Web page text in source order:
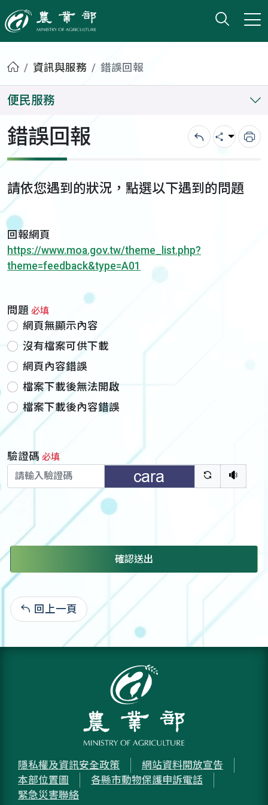
農業部
打開
小版
首頁資訊與服務 錯誤回報
便民服務
錯誤回報 回上一頁
分享 列
請依您遇到的狀況，點選以下遇到的問題
回報網頁
https://www.moa.gov.tw/theme_list.php?
theme=feedback&type=A01
問題 必填
網頁無顯示內容
沒有檔案可供下載
網頁內容錯誤
檔案下載後無法開啟
檔案下載後內容錯誤
驗證碼 必填
驗證碼重新
聽語
確認送出
回上一頁
隱私權及資訊安全政策
網站資料開放宣告
本部位置圖
各縣市動物保護申訴電話
緊急災害聯絡